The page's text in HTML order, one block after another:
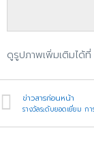
ดูรูปภาพเพิ่มเติมได้ที่
ข่าวสารก่อนหน้า